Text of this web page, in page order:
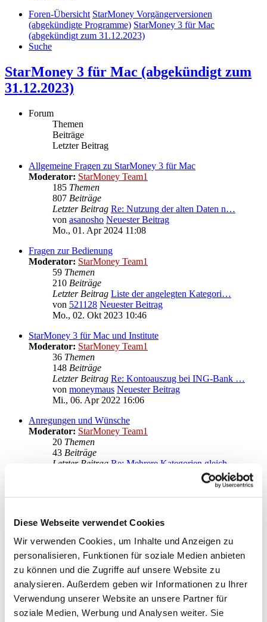
Diese Webseite verwendet Cookies
Wir verwenden Cookies, um Inhalte und Anzeigen zu
personalisieren, Funktionen für soziale Medien anbieten
zu können und die Zugriffe auf unsere Website zu
analysieren. Außerdem geben wir Informationen zu Ihrer
Verwendung unserer Website an unsere Partner für
soziale Medien, Werbung und Analysen weiter. Sie
Foren-Übersicht StarMoney Vorgängerversionen
(abgekündigte Programme) StarMoney 3 für Mac
(abgekündigt zum 31.12.2023)
Suche
StarMoney 3 für Mac (abgekündigt zum
31.12.2023)
Forum
Themen
Beiträge
Letzter Beitrag
Allgemeine Fragen zu StarMoney 3 für Mac
Moderator: StarMoney Team1
185 Themen
807 Beiträge
Letzter Beitrag Re: Nutzung der alten Daten n…
von asanosho Neuester Beitrag
Mo., 01. Apr 2024 11:08
Fragen zur Bedienung
Moderator: StarMoney Team1
59 Themen
210 Beiträge
Letzter Beitrag Liste der angelegten Kategori…
von 521128 Neuester Beitrag
Mo., 02. Okt 2023 10:46
StarMoney 3 für Mac und Institute
Moderator: StarMoney Team1
36 Themen
148 Beiträge
Letzter Beitrag Re: Kontoauszug bei ING-Bank …
von moneymaus Neuester Beitrag
Mi., 06. Apr 2022 16:06
Anregungen und Wünsche
Moderator: StarMoney Team1
20 Themen
43 Beiträge
Letzter Beitrag Re: Mehrere Kategorien gleich…
Star Finanz GmbH
↳ Ankündigungen der Star Finanz GmbH
↳ Inhalte OnlineUpdates (Produktaktualisierungen)
StarMoney Deluxe 15
↳ Allgemeine Fragen zu StarMoney Deluxe 15
↳ Installation von StarMoney Deluxe 15
↳ Bedienung von StarMoney Deluxe 15
↳ StarMoney Deluxe 15 und Institute
↳ Anregungen und Wünsche zu StarMoney Deluxe 15